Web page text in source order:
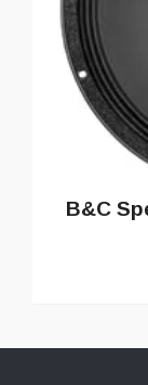
B&C